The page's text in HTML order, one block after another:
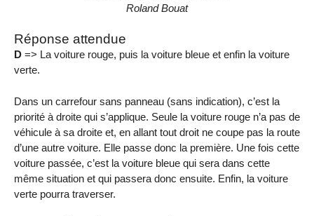
Roland Bouat
Réponse attendue
D => La voiture rouge, puis la voiture bleue et enfin la voiture
verte.
Dans un carrefour sans panneau (sans indication), c’est la
priorité à droite qui s’applique. Seule la voiture rouge n’a pas de
véhicule à sa droite et, en allant tout droit ne coupe pas la route
d’une autre voiture. Elle passe donc la première. Une fois cette
voiture passée, c’est la voiture bleue qui sera dans cette
même situation et qui passera donc ensuite. Enfin, la voiture
verte pourra traverser.